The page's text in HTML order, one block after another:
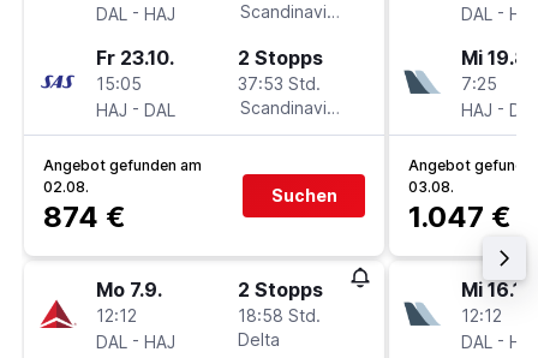
DAL - HAJ
Scandinavian Airlines
Fr 23.10.
15:05
HAJ - DAL
2 Stopps
37:53 Std.
Scandinavian Airlines
Angebot gefunden am
02.08.
874 €
Suchen
Mo 7.9.
12:12
DAL - HAJ
2 Stopps
18:58 Std.
Delta
DAL -
Mi 19.8.
7:25
HAJ -
Angebot
03.08.
1.047 €
Mi 16.12.
12:12
DAL -